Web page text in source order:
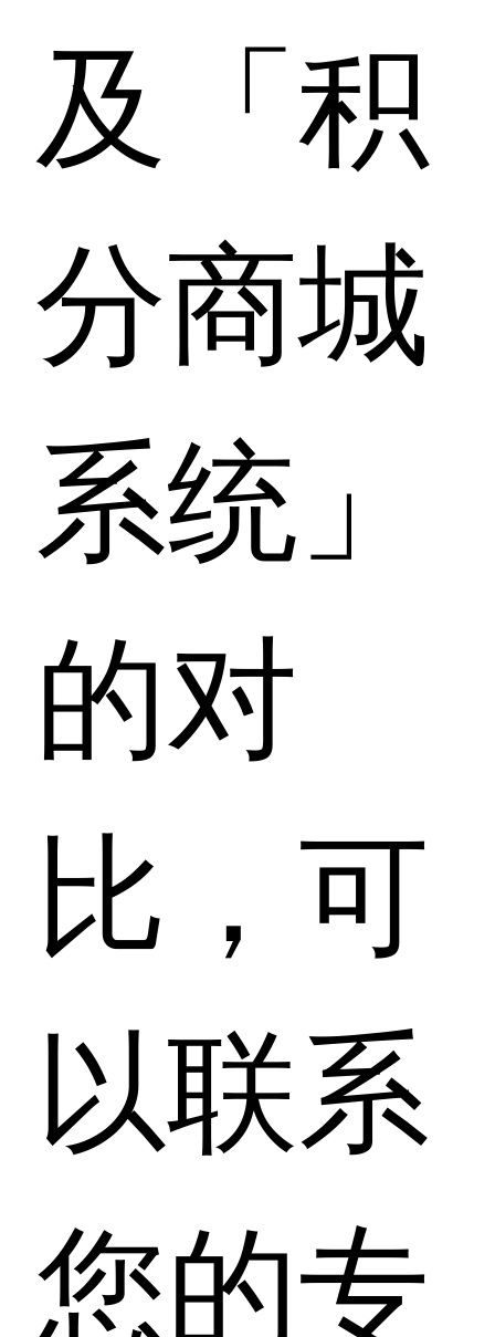
及「积
分商城
系统」
的对
比，可
以联系
您的专